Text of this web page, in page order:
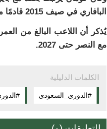
البافاري في صيف 2015 قادمًا من يوفنتوس الإيطالي على سبيل الإعارة، قبل أن يوقّع معه عقدًا نهائيًا في 2017.
مع النصر حتى 2027.
الكلمات الدليلية
#الدوري_السعودي